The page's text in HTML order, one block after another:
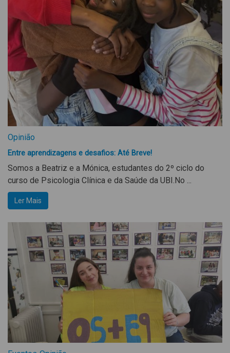
Opinião
Entre aprendizagens e desafios: Até Breve!
Somos a Beatriz e a Mónica, estudantes do 2º ciclo do
curso de Psicologia Clínica e da Saúde da UBI.No ...
Ler Mais